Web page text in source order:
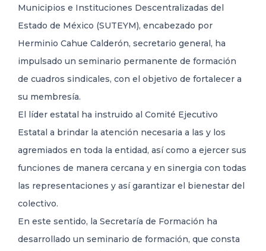
Municipios e Instituciones Descentralizadas del
Estado de México (SUTEYM), encabezado por
Herminio Cahue Calderón, secretario general, ha
impulsado un seminario permanente de formación
de cuadros sindicales, con el objetivo de fortalecer a
su membresía.
El líder estatal ha instruido al Comité Ejecutivo
Estatal a brindar la atención necesaria a las y los
agremiados en toda la entidad, así como a ejercer sus
funciones de manera cercana y en sinergia con todas
las representaciones y así garantizar el bienestar del
colectivo.
En este sentido, la Secretaría de Formación ha
desarrollado un seminario de formación, que consta